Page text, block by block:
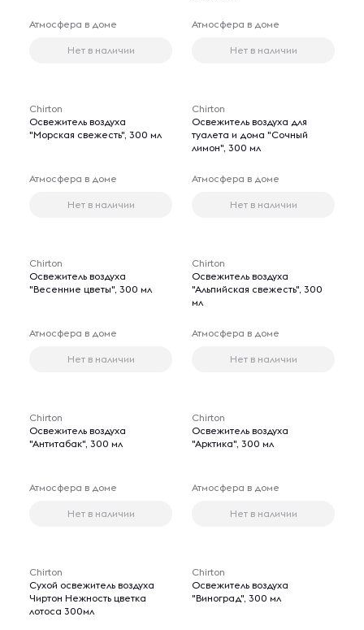
Атмосфера в доме
Нет в наличии
Атмосфера в доме
Нет в наличии
Chirton
Освежитель воздуха
"Морская свежесть", 300 мл
Атмосфера в доме
Нет в наличии
Chirton
Освежитель воздуха для
туалета и дома "Сочный
лимон", 300 мл
Атмосфера в доме
Нет в наличии
Chirton
Освежитель воздуха
"Весенние цветы", 300 мл
Атмосфера в доме
Нет в наличии
Chirton
Освежитель воздуха
"Альпийская свежесть", 300
мл
Атмосфера в доме
Нет в наличии
Chirton
Освежитель воздуха
"Антитабак", 300 мл
Атмосфера в доме
Нет в наличии
Chirton
Освежитель воздуха
"Арктика", 300 мл
Атмосфера в доме
Нет в наличии
Chirton
Сухой освежитель воздуха
Чиртон Нежность цветка
лотоса 300мл
Chirton
Освежитель воздуха
"Виноград", 300 мл